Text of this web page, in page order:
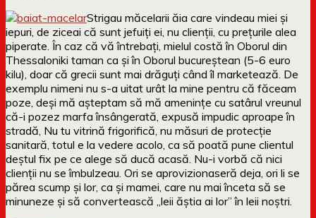
Strigau măcelarii ăia care vindeau miei și
iepuri, de ziceai că sunt jefuiți ei, nu clienții, cu prețurile alea
piperate. În caz că vă întrebați, mielul costă în Oborul din
Thessaloniki taman ca și în Oborul bucureștean (5-6 euro
kilu), doar că grecii sunt mai drăguți când îl marketează. De
exemplu nimeni nu s-a uitat urât la mine pentru că făceam
poze, deși mă așteptam să mă amenințe cu satârul vreunul
că-i pozez marfa însângerată, expusă impudic aproape în
stradă, Nu tu vitrină frigorifică, nu măsuri de protecție
sanitară, totul e la vedere acolo, ca să poată pune clientul
deștul fix pe ce alege să ducă acasă. Nu-i vorbă că nici
clienții nu se îmbulzeau. Ori se aprovizionaseră deja, ori li se
părea scump și lor, ca și mamei, care nu mai înceta să se
minuneze și să convertească „leii ăștia ai lor” în leii noștri.